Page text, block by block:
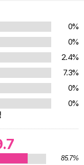
어른들이 이 세상 모든
보여 줍니다. 사실 올
잠들기 전 엄마하고
그래서 자꾸자꾸 말을
고요. 물론 엄마도 그
일매일 아이의 말을 들
해도요. 그리고 마침
가 무엇보다 꼭 해야 했
그 말은 엄마라면 매
뛰게 하는 최고의 인사
0%
0%
2.4%
7.3%
0%
0%
85.7%